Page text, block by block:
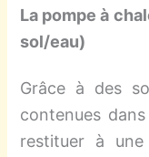
La pompe à
sol/eau)
Grâce à des
contenues
restituer à une